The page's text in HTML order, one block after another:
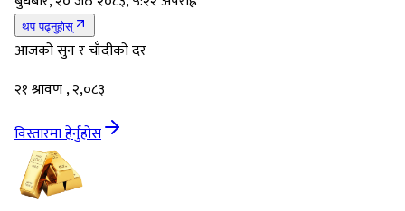
थप पढ्नुहोस्
आजको सुन र चाँदीको दर
२१ श्रावण , २,०८३
विस्तारमा हेर्नुहोस